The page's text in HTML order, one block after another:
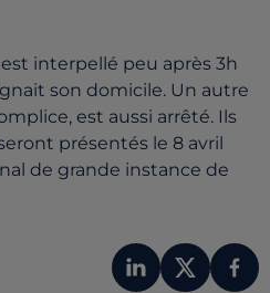
interpellé peu après 3h
son domicile. Un autre
est aussi arrêté. Ils
présentés le 8 avril
de grande instance de